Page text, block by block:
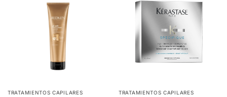
TRATAMIENTOS CAPILARES TRATAMIENTOS CAPILARES